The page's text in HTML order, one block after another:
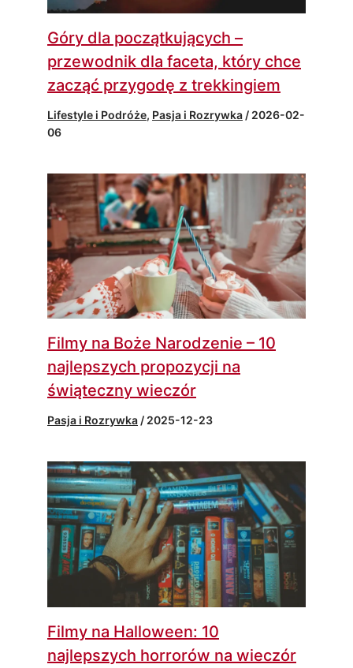
Góry dla początkujących –
przewodnik dla faceta, który chce
zacząć przygodę z trekkingiem
Lifestyle i Podróże, Pasja i Rozrywka / 2026-02-
06
Filmy na Boże Narodzenie – 10
najlepszych propozycji na
świąteczny wieczór
Pasja i Rozrywka/ 2025-12-23
Filmy na Halloween: 10
najlepszych horrorów na wieczór